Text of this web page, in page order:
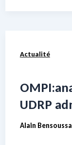
Actualité
UDRP
Alain